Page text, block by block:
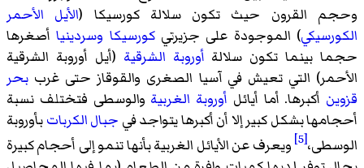
وحجم القرون حيث تكون سلالة كورسيكا (الأيل الأحمر
الكورسيكي) الموجودة على جزيرتيكورسيكا وسردينياأصغرها
حجما بينما تكون سلالة أوروبة الشرقية (أيل أوروبة الشرقية
الأحمر) التي تعيش في آسيا الصغرى والقوقاز حتى غرب بحر
قزوين أكبرها. أما أيائل أوروبة الغربية والوسطى فتختلف نسبة
أحجامها بشكل كبير إلا أن أكبرها يتواجد في جبال الكرباتبأوروبة
الوسطى،[5]
ويعرف عن الأيائل الغربية بأنها تنمو إلى أحجام كبيرة